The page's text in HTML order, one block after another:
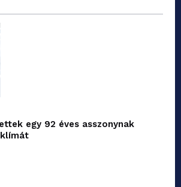
egy 92 éves asszonynak